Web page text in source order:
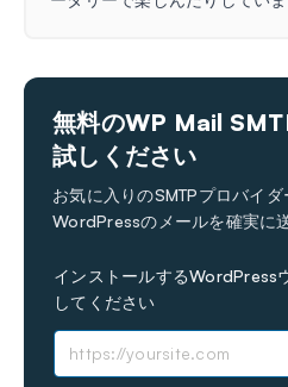
無料のWP Mail
試しください
お気に入りのSMTPプロバイダ
WordPressのメールを確実に
インストールするWordPress
してください